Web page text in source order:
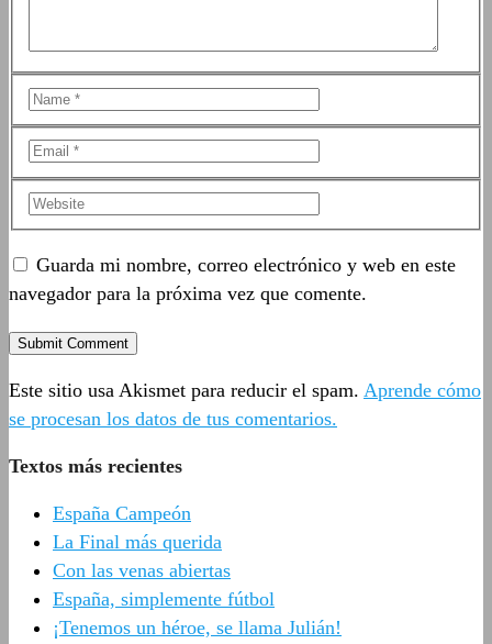
Guarda mi nombre, correo electrónico y web en este
navegador para la próxima vez que comente.
Este sitio usa Akismet para reducir el spam. Aprende cómo
se procesan los datos de tus comentarios.
Textos más recientes
España Campeón
La Final más querida
Con las venas abiertas
España, simplemente fútbol
¡Tenemos un héroe, se llama Julián!